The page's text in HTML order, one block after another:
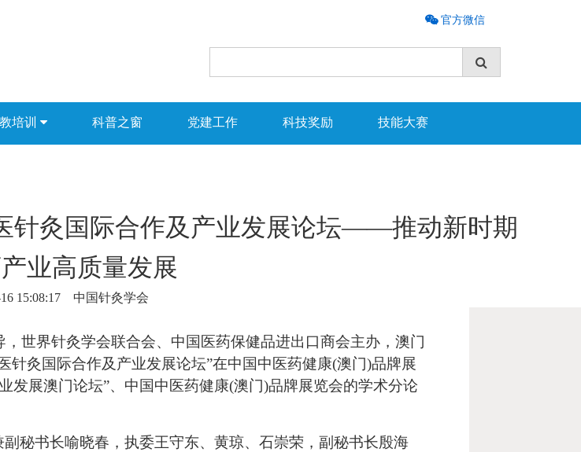
官方微信
培训 科普之窗 党建工作 科技奖励 技能大赛
针灸国际合作及产业发展论坛——推动新时期
业高质量发展
16 15:08:17 中国针灸学会
世界针灸学会联合会、中国医药保健品进出口商会主办，澳门
针灸国际合作及产业发展论坛”在中国中医药健康(澳门)品牌展
发展澳门论坛”、中国中医药健康(澳门)品牌展览会的学术分论
秘书长喻晓春，执委王守东、黄琼、石崇荣，副秘书长殷海